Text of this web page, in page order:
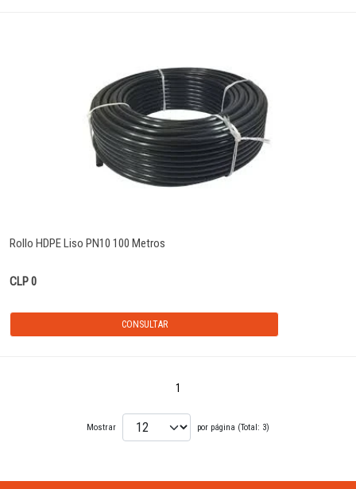
Rollo HDPE Liso PN10 100 Metros
CLP 0
CONSULTAR
1
Mostrar por página (Total: 3)